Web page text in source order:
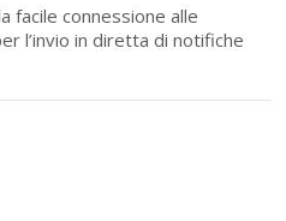
facile connessione alle
l’invio in diretta di notifiche